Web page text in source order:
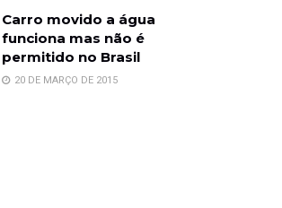
Carro movido a água
funciona mas não é
permitido no Brasil
20 DE MARÇO DE 2015